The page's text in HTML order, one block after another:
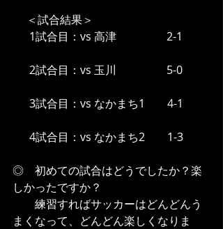
＜試合結果＞
1試合目：vs 高津　　　　  2-1
2試合目：vs 玉川 　　　　 5-0
3試合目：vs なかまち1　　4-1
4試合目：vs なかまち2　　1-3
◎　初めての試合はどうでしたか？楽
しかったですか？
練習すればサッカーはどんどんう
まくなって、どんどん楽しくなりま